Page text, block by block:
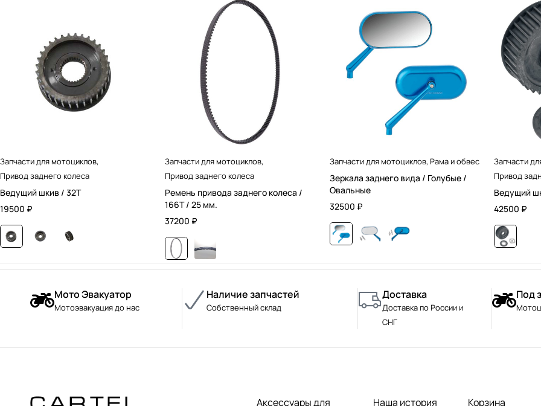
Запчасти для мотоциклов,
Привод заднего колеса
Ведущий шкив / 32T
19500 ₽
Запчасти для мотоциклов,
Привод заднего колеса
Ремень привода заднего колеса /
166T / 25 мм.
37200 ₽
Запчасти для мотоциклов, Рама и обвес
Зеркала заднего вида / Голубые /
Овальные
32500 ₽
Запчасти
Привод
Ведущий
42500 ₽
Мото Эвакуатор
Мотоэвакуация до нас
Наличие запчастей
Собственный склад
Доставка
Доставка по России и
СНГ
Под
Аксессуары для Наша история Корзина